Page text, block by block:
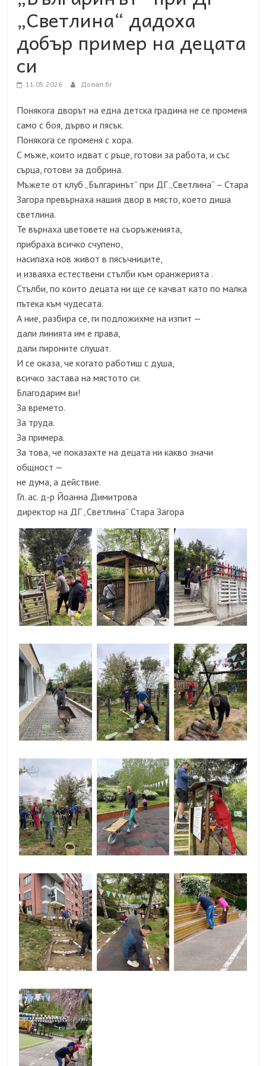
„Светлина“ дадоха
добър пример на децата
си
11.05.2026 Долап.бг
Понякога дворът на една детска градина не се променя
само с боя, дърво и пясък.
Понякога се променя с хора.
С мъже, които идват с ръце, готови за работа, и със
сърца, готови за добрина.
Мъжете от клуб „Българинът“ при ДГ „Светлина“ – Стара
Загора превърнаха нашия двор в място, което диша
светлина.
Те върнаха цветовете на съоръженията,
прибраха всичко счупено,
насипаха нов живот в пясъчниците,
и изваяха естествени стълби към оранжерията .
Стълби, по които децата ни ще се качват като по малка
пътека към чудесата.
А ние, разбира се, ги подложихме на изпит —
дали линията им е права,
дали пироните слушат.
И се оказа, че когато работиш с душа,
всичко застава на мястото си.
Благодарим ви!
За времето.
За труда.
За примера.
За това, че показахте на децата ни какво значи
общност —
не дума, а действие.
Гл. ас. д-р Йоанна Димитрова
директор на ДГ „Светлина“ Стара Загора